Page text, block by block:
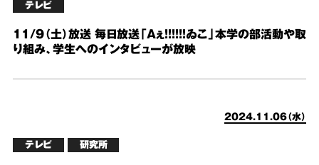
テレビ
11/9（土）放送 毎日放送「Aぇ!!!!!!ゐこ」本学の部活動や取
り組み、学生へのインタビューが放映
2024.11.06（水）
テレビ 研究所